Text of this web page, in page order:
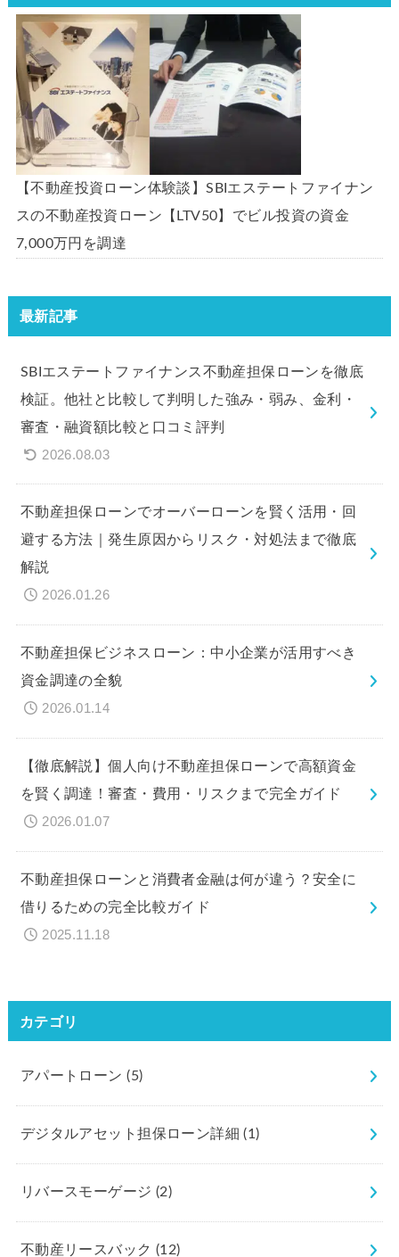
【不動産投資ローン体験談】SBIエステートファイナン
スの不動産投資ローン【LTV50】でビル投資の資金
7,000万円を調達
最新記事
SBIエステートファイナンス不動産担保ローンを徹底
検証。他社と比較して判明した強み・弱み、金利・
審査・融資額比較と口コミ評判
2026.08.03
不動産担保ローンでオーバーローンを賢く活用・回
避する方法｜発生原因からリスク・対処法まで徹底
解説
2026.01.26
不動産担保ビジネスローン：中小企業が活用すべき
資金調達の全貌
2026.01.14
【徹底解説】個人向け不動産担保ローンで高額資金
を賢く調達！審査・費用・リスクまで完全ガイド
2026.01.07
不動産担保ローンと消費者金融は何が違う？安全に
借りるための完全比較ガイド
2025.11.18
カテゴリ
アパートローン(5)
デジタルアセット担保ローン詳細(1)
リバースモーゲージ (2)
不動産リースバック (12)